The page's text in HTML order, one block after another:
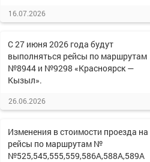
16.07.2026
С 27 июня 2026 года будут
выполняться рейсы по маршрутам
№8944 и №9298 «Красноярск —
Кызыл».
26.06.2026
Изменения в стоимости проезда на
рейсы по маршрутам №
№525,545,555,559,586А,588А,589А